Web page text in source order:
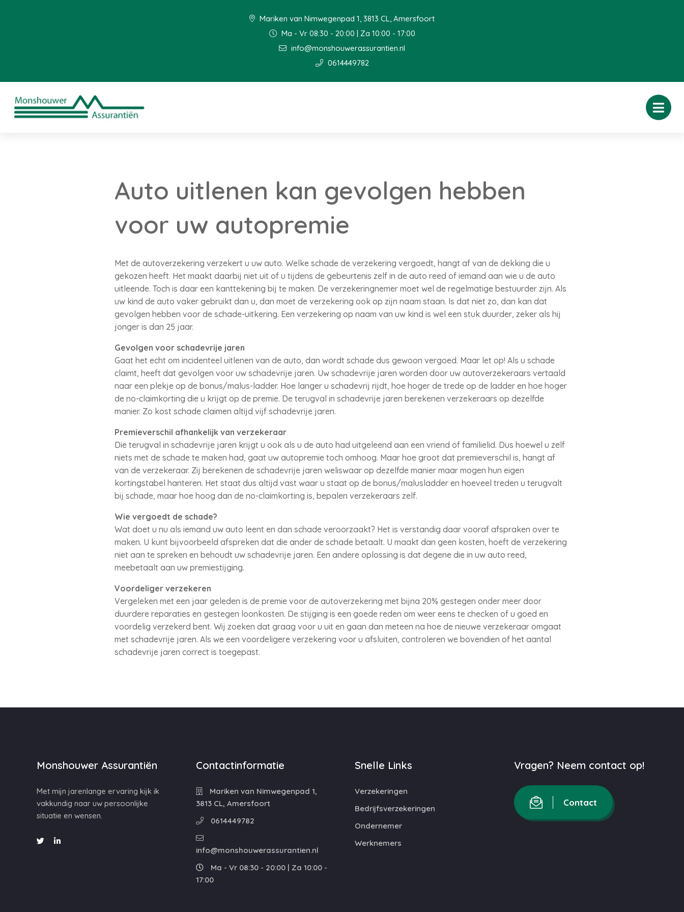
Mariken van Nimwegenpad 1, 3813 CL, Amersfoort
Ma - Vr 08:30 - 20:00 | Za 10:00 - 17:00
info@monshouwerassurantien.nl
0614449782
Auto uitlenen kan gevolgen hebben
voor uw autopremie
Met de autoverzekering verzekert u uw auto. Welke schade de verzekering vergoedt, hangt af van de dekking die u
gekozen heeft. Het maakt daarbij niet uit of u tijdens de gebeurtenis zelf in de auto reed of iemand aan wie u de auto
uitleende. Toch is daar een kanttekening bij te maken. De verzekeringnemer moet wel de regelmatige bestuurder zijn. Als
uw kind de auto vaker gebruikt dan u, dan moet de verzekering ook op zijn naam staan. Is dat niet zo, dan kan dat
gevolgen hebben voor de schade-uitkering. Een verzekering op naam van uw kind is wel een stuk duurder, zeker als hij
jonger is dan 25 jaar.
Gevolgen voor schadevrije jaren
Gaat het echt om incidenteel uitlenen van de auto, dan wordt schade dus gewoon vergoed. Maar let op! Als u schade
claimt, heeft dat gevolgen voor uw schadevrije jaren. Uw schadevrije jaren worden door uw autoverzekeraars vertaald
naar een plekje op de bonus/malus-ladder. Hoe langer u schadevrij rijdt, hoe hoger de trede op de ladder en hoe hoger
de no-claimkorting die u krijgt op de premie. De terugval in schadevrije jaren berekenen verzekeraars op dezelfde
manier. Zo kost schade claimen altijd vijf schadevrije jaren.
Premieverschil afhankelijk van verzekeraar
Die terugval in schadevrije jaren krijgt u ook als u de auto had uitgeleend aan een vriend of familielid. Dus hoewel u zelf
niets met de schade te maken had, gaat uw autopremie toch omhoog. Maar hoe groot dat premieverschil is, hangt af
van de verzekeraar. Zij berekenen de schadevrije jaren weliswaar op dezelfde manier maar mogen hun eigen
kortingstabel hanteren. Het staat dus altijd vast waar u staat op de bonus/malusladder en hoeveel treden u terugvalt
bij schade, maar hoe hoog dan de no-claimkorting is, bepalen verzekeraars zelf.
Wie vergoedt de schade?
Wat doet u nu als iemand uw auto leent en dan schade veroorzaakt? Het is verstandig daar vooraf afspraken over te
maken. U kunt bijvoorbeeld afspreken dat die ander de schade betaalt. U maakt dan geen kosten, hoeft de verzekering
niet aan te spreken en behoudt uw schadevrije jaren. Een andere oplossing is dat degene die in uw auto reed,
meebetaalt aan uw premiestijging.
Voordeliger verzekeren
Vergeleken met een jaar geleden is de premie voor de autoverzekering met bijna 20% gestegen onder meer door
duurdere reparaties en gestegen loonkosten. De stijging is een goede reden om weer eens te checken of u goed en
voordelig verzekerd bent. Wij zoeken dat graag voor u uit en gaan dan meteen na hoe de nieuwe verzekeraar omgaat
met schadevrije jaren. Als we een voordeligere verzekering voor u afsluiten, controleren we bovendien of het aantal
schadevrije jaren correct is toegepast.
Monshouwer Assurantiën
Met mijn jarenlange ervaring kijk ik
vakkundig naar uw persoonlijke
situatie en wensen.
Contactinformatie
Mariken van Nimwegenpad 1,
3813 CL, Amersfoort
0614449782
info@monshouwerassurantien.nl
Ma - Vr 08:30 - 20:00 | Za 10:00 -
17:00
Snelle Links
Verzekeringen
Bedrijfsverzekeringen
Ondernemer
Werknemers
Vragen? Neem contact op!
Contact